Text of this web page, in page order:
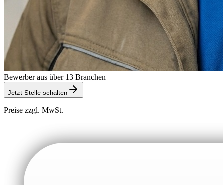
Bewerber aus über 13 Branchen
Jetzt Stelle schalten
Preise zzgl. MwSt.